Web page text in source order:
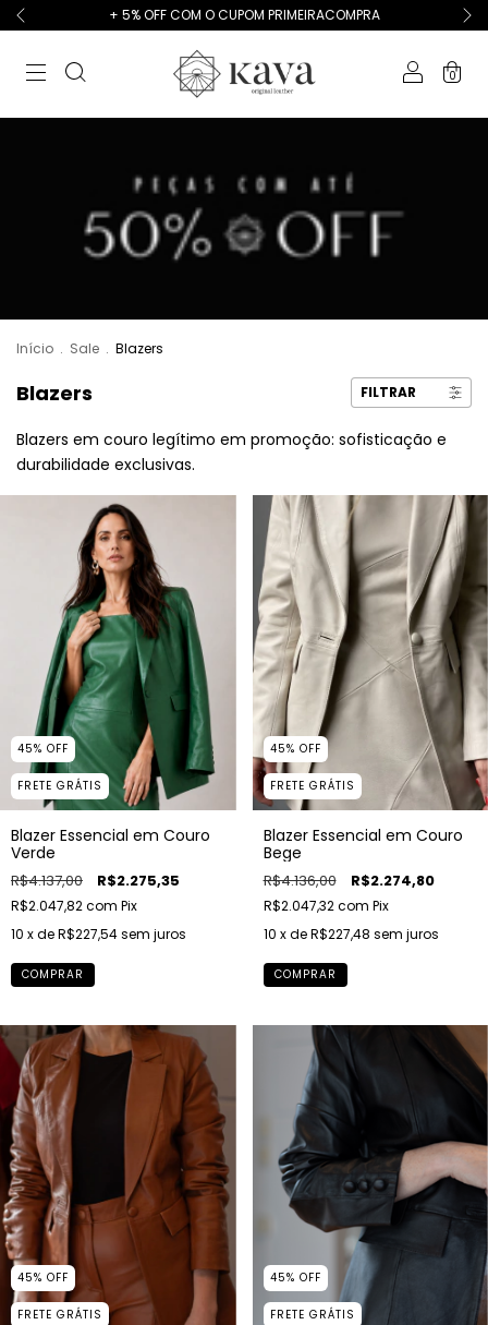
+ 5% OFF COM O CUPOM PRIMEIRACOMPRA
0
Início . Sale . Blazers
Blazers FILTRAR
Blazers em couro legítimo em promoção: sofisticação e
durabilidade exclusivas.
45% OFF
FRETE GRÁTIS
Blazer Essencial em Couro
Verde
R$4.137,00 R$2.275,35
R$2.047,82com Pix
10 x deR$227,54sem juros
COMPRAR
45% OFF
FRETE GRÁTIS
Blazer Essencial em Couro
Bege
R$4.136,00 R$2.274,80
R$2.047,32com Pix
10 x deR$227,48 sem juros
COMPRAR
45% OFF
FRETE GRÁTIS
45% OFF
FRETE GRÁTIS